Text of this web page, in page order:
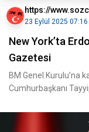
https://
23 Eylül 2025 07:16
New York’ta
Gazetesi
BM Genel Kurulu’na
Cumhurbaşkanı